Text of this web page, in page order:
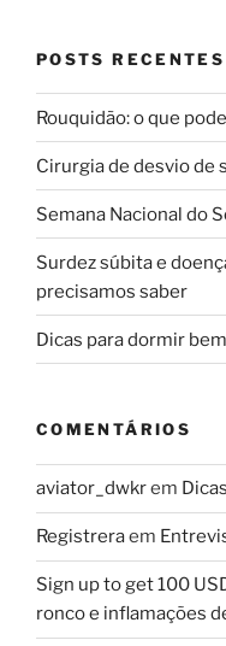
POSTS RECENTES
Rouquidão: o que
Cirurgia de desvio de
Semana Nacional do
Surdez súbita e
precisamos saber
Dicas para dormir bem
COMENTÁRIOS
aviator_dwkrem
Registreraem
Sign up to get 100
ronco e inflamações